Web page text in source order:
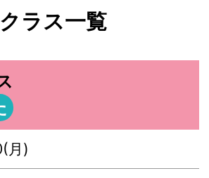
ラス一覧
月)